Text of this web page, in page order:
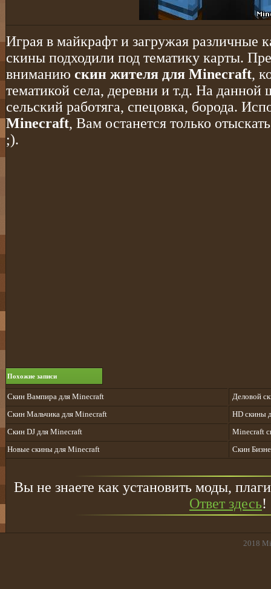
Играя в майкрафт и загружая различные
скины подходили под тематику карты.
вниманию скин жителя для Minecraft,
тематикой села, деревни и т.д. На
сельский работяга, спецовка, борода.
Minecraft, Вам останется только
;).
Похожие записи
Скин Вампира для Minecraft
Деловой
Скин Мальчика для Minecraft
HD скины
Скин DJ для Minecraft
Minecraft
Новые скины для Minecraft
Скин
Вы не знаете как установить моды,
Ответ здесь!
2018